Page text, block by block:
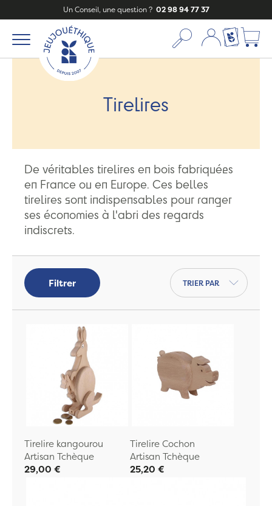
Un Conseil, une question ? 02 98 94 77 37
Mon compte
Ma liste
Tirelires
De véritables tirelires en bois fabriquées
en France ou en Europe. Ces belles
tirelires sont indispensables pour ranger
ses économies à l'abri des regards
indiscrets.
Filtrer
Trier par
Tirelire kangourou
Artisan Tchèque
29,00 €
Tirelire Cochon
Artisan Tchèque
25,20 €